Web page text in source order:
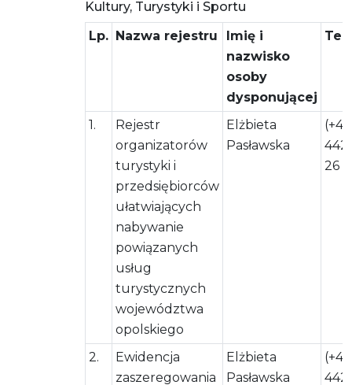
Kultury, Turystyki i Sportu
Lp. Nazwa rejestru
Imię i
nazwisko
osoby
dysponującej
1.
Rejestr
organizatorów
turystyki i
przedsiębiorców
ułatwiających
nabywanie
powiązanych
usług
turystycznych
województwa
opolskiego
Elżbieta
Pasławska
442
26
2.
Ewidencja
zaszeregowania
Elżbieta
Pasławska
442